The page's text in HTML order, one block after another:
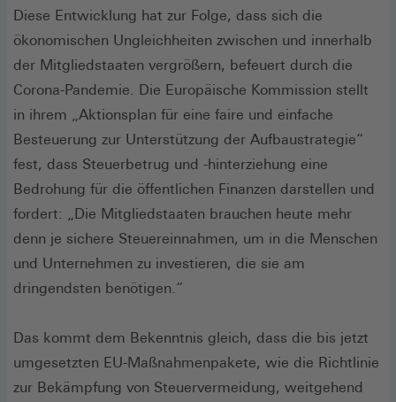
Diese Entwicklung hat zur Folge, dass sich die
ökonomischen Ungleichheiten zwischen und innerhalb
der Mitgliedstaaten vergrößern, befeuert durch die
Corona-Pandemie. Die Europäische Kommission stellt
in ihrem „Aktionsplan für eine faire und einfache
Besteuerung zur Unterstützung der Aufbaustrategie“
fest, dass Steuerbetrug und -hinterziehung eine
Bedrohung für die öffentlichen Finanzen darstellen und
fordert: „Die Mitgliedstaaten brauchen heute mehr
denn je sichere Steuereinnahmen, um in die Menschen
und Unternehmen zu investieren, die sie am
dringendsten benötigen.“
Das kommt dem Bekenntnis gleich, dass die bis jetzt
umgesetzten EU-Maßnahmenpakete, wie die Richtlinie
zur Bekämpfung von Steuervermeidung, weitgehend